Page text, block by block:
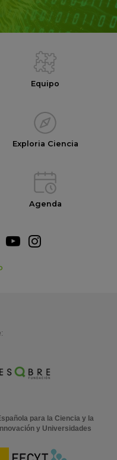
Equipo
Exploria Ciencia
Agenda
para la Ciencia y la
y Universidades